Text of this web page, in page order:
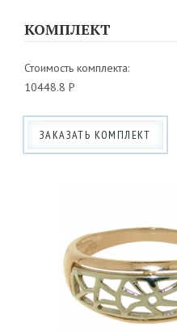
КОМПЛЕКТ
Стоимость комплекта:
10448.8 Р
ЗАКАЗАТЬ КОМПЛЕКТ